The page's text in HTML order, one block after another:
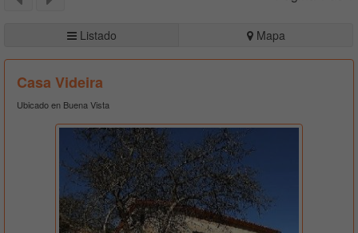
Listado Mapa
Casa Videira
Ubicado en Buena Vista